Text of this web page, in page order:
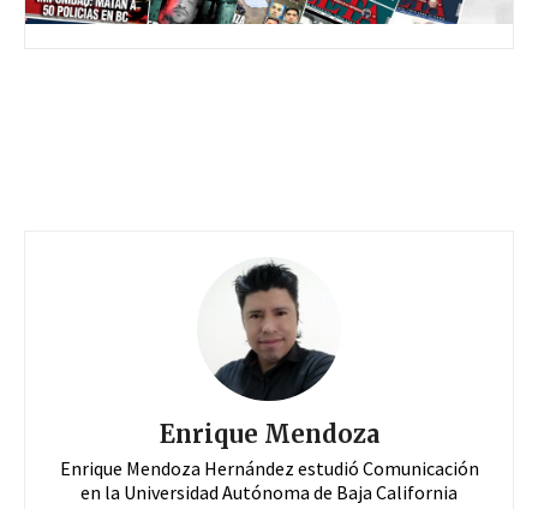
Enrique Mendoza
Enrique Mendoza Hernández estudió Comunicación
en la Universidad Autónoma de Baja California